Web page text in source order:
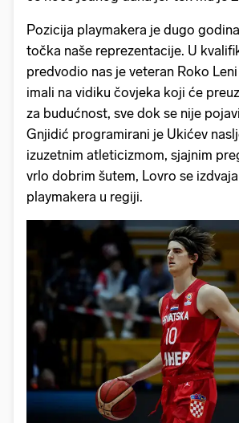
Pozicija playmakera je dugo
točka naše reprezentacije. U
predvodio nas je veteran Roko
imali na vidiku čovjeka koji će
za budućnost, sve dok se nije
Gnjidić programirani je Ukićev
izuzetnim atleticizmom, sjajnim
vrlo dobrim šutem, Lovro se
playmakera u regiji.